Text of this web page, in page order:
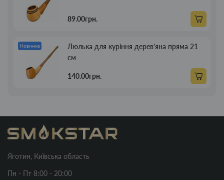
89.00грн.
Новинка
Люлька для куріння дерев'яна пряма 21
см
140.00грн.
Яготин, Київська область
Пн - Пт 8:00 - 20:00